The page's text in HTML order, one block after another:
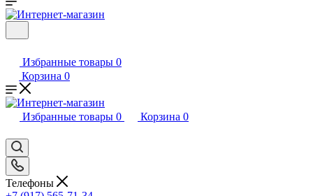
Избранные товары 0
Корзина 0
Избранные товары 0 Корзина 0
Телефоны